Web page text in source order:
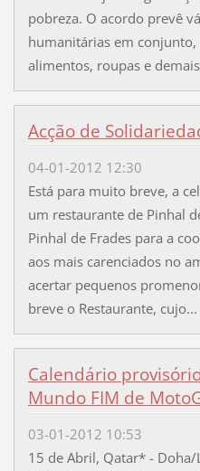
pobreza. O acordo prevê
humanitárias em
alimentos, roupas e
Acção de
04-01-2012 12:30
Está para muito breve, a
um restaurante de Pinhal
Pinhal de Frades para a
aos mais carenciados no
acertar pequenos
breve o Restaurante, cujo...
Calendário
Mundo FIM de
03-01-2012 10:53
15 de Abril, Qatar* -